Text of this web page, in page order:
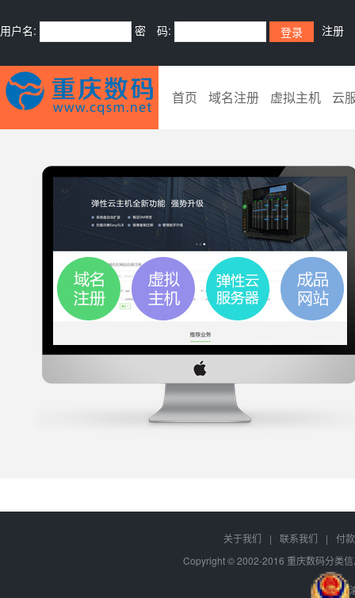
用户名: 密 码: 注册
首页 域名注册 虚拟主机 云
关于我们 | 联系我们 |
付
Copyright © 2002-2016 重庆数码分类